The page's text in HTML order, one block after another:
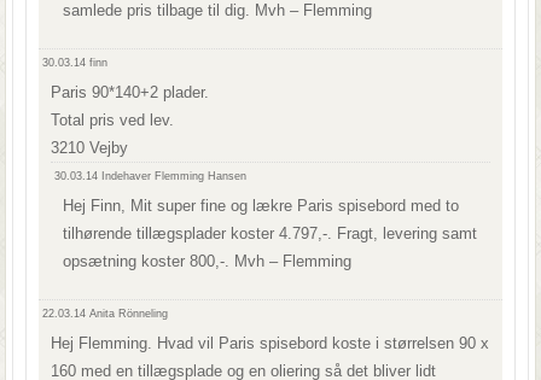
samlede pris tilbage til dig. Mvh – Flemming
30.03.14finn
Paris 90*140+2 plader.
Total pris ved lev.
3210 Vejby
30.03.14 Indehaver Flemming Hansen
Hej Finn, Mit super fine og lækre Paris spisebord med to
tilhørende tillægsplader koster 4.797,-. Fragt, levering samt
opsætning koster 800,-. Mvh – Flemming
22.03.14Anita Rönneling
Hej Flemming. Hvad vil Paris spisebord koste i størrelsen 90 x
160 med en tillægsplade og en oliering så det bliver lidt